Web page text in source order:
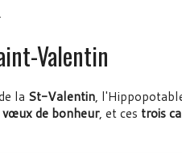
Valentin
la St-Valentin,
vœux de bonheur, et ces trois